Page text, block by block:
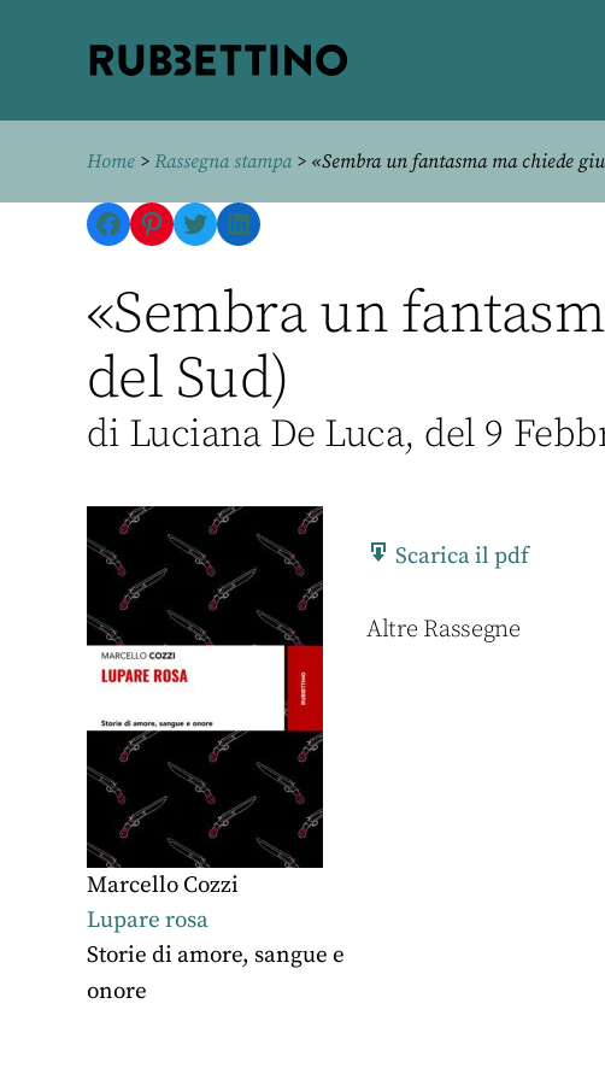
Home > Rassegna stampa> «Sembra un fantasma ma chiede
Facebook
Pinterest
TwitterLinkedIn
«Sembra un
del Sud)
di Luciana De Luca, del 9
Marcello Cozzi
Lupare rosa
Storie di amore, sangue e
onore
Scarica il pdf
Altre Rassegne